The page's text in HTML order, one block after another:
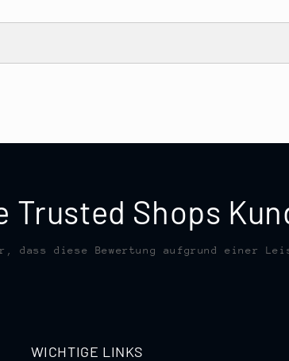
Trusted Shops
diese Bewertung aufgrund einer
WICHTIGE LINKS